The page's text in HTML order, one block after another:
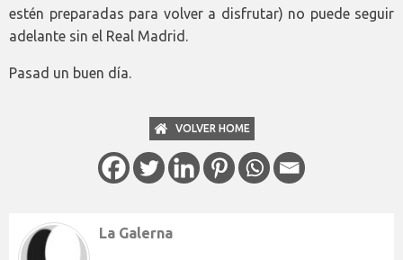
estén preparadas para volver a disfrutar) no puede seguir
adelante sin el Real Madrid.
Pasad un buen día.
VOLVER HOME
La Galerna